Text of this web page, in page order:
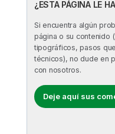
¿ESTA PÁGINA LE
Si encuentra algún
página o su contenido
tipográficos, pasos
técnicos), no dude en
con nosotros.
Deje aquí sus